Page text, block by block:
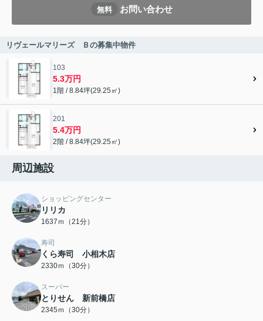
無料 お問い合わせ
リヴェールマリーズ Ｂの募集中物件
103
5.3万円
1階 / 8.84坪(29.25㎡)
201
5.4万円
2階 / 8.84坪(29.25㎡)
周辺施設
ショッピングセンター
リリカ
1637ｍ（21分）
寿司
くら寿司 小相木店
2330ｍ（30分）
スーパー
とりせん 新前橋店
2345ｍ（30分）